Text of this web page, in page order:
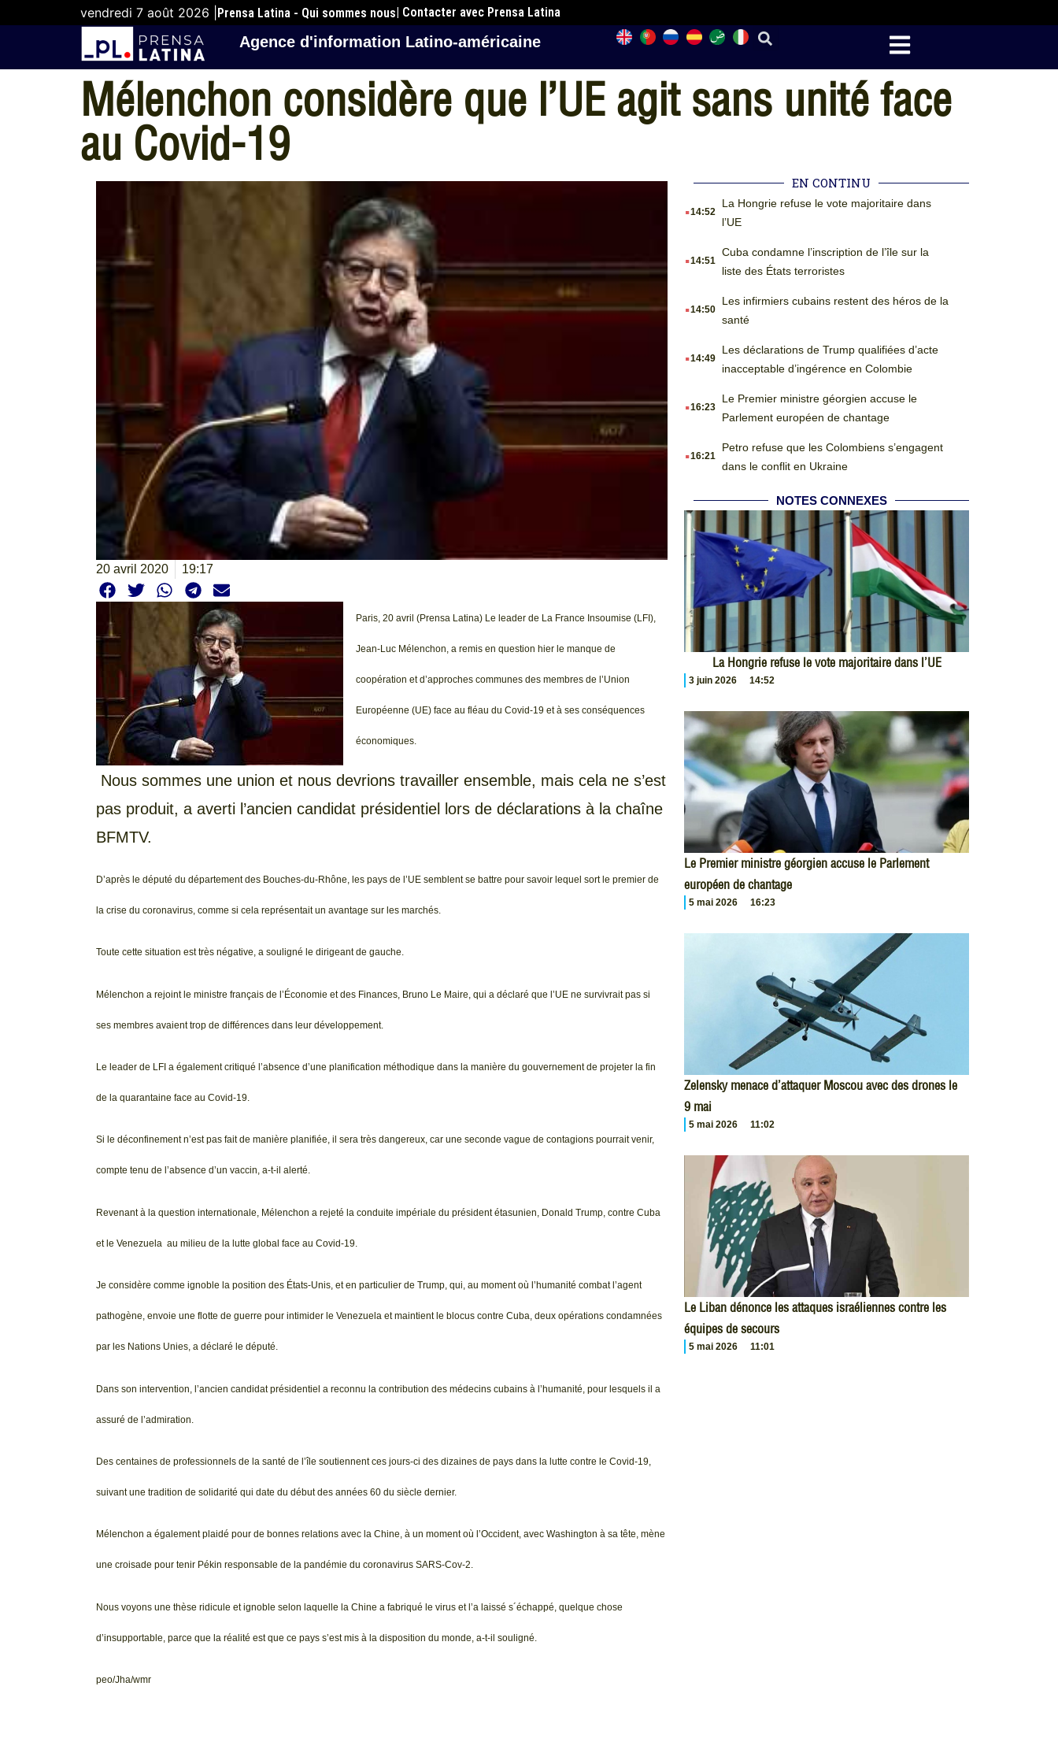
vendredi 7 août 2026 | Prensa Latina - Qui sommes nous| Contacter avec Prensa Latina
Agence d'information Latino-américaine
Mélenchon considère que l’UE agit sans unité face
au Covid-19
20 avril 2020 19:17
Paris, 20 avril (Prensa Latina) Le leader de La France Insoumise (LFI),
Jean-Luc Mélenchon, a remis en question hier le manque de
coopération et d’approches communes des membres de l’Union
Européenne (UE) face au fléau du Covid-19 et à ses conséquences
économiques.
Nous sommes une union et nous devrions travailler ensemble, mais cela ne s’est
pas produit, a averti l’ancien candidat présidentiel lors de déclarations à la chaîne
BFMTV.
D’après le député du département des Bouches-du-Rhône, les pays de l’UE semblent se battre pour savoir lequel sort le premier de
la crise du coronavirus, comme si cela représentait un avantage sur les marchés.
Toute cette situation est très négative, a souligné le dirigeant de gauche.
Mélenchon a rejoint le ministre français de l’Économie et des Finances, Bruno Le Maire, qui a déclaré que l’UE ne survivrait pas si
ses membres avaient trop de différences dans leur développement.
Le leader de LFI a également critiqué l’absence d’une planification méthodique dans la manière du gouvernement de projeter la fin
de la quarantaine face au Covid-19.
Si le déconfinement n’est pas fait de manière planifiée, il sera très dangereux, car une seconde vague de contagions pourrait venir,
compte tenu de l’absence d’un vaccin, a-t-il alerté.
Revenant à la question internationale, Mélenchon a rejeté la conduite impériale du président étasunien, Donald Trump, contre Cuba
et le Venezuela au milieu de la lutte global face au Covid-19.
Je considère comme ignoble la position des États-Unis, et en particulier de Trump, qui, au moment où l’humanité combat l’agent
pathogène, envoie une flotte de guerre pour intimider le Venezuela et maintient le blocus contre Cuba, deux opérations condamnées
par les Nations Unies, a déclaré le député.
Dans son intervention, l’ancien candidat présidentiel a reconnu la contribution des médecins cubains à l’humanité, pour lesquels il a
assuré de l’admiration.
Des centaines de professionnels de la santé de l’île soutiennent ces jours-ci des dizaines de pays dans la lutte contre le Covid-19,
suivant une tradition de solidarité qui date du début des années 60 du siècle dernier.
Mélenchon a également plaidé pour de bonnes relations avec la Chine, à un moment où l’Occident, avec Washington à sa tête, mène
une croisade pour tenir Pékin responsable de la pandémie du coronavirus SARS-Cov-2.
Nous voyons une thèse ridicule et ignoble selon laquelle la Chine a fabriqué le virus et l’a laissé s´échappé, quelque chose
d’insupportable, parce que la réalité est que ce pays s’est mis à la disposition du monde, a-t-il souligné.
peo/Jha/wmr
EN CONTINU
.14:52
La Hongrie refuse le vote majoritaire dans
l’UE
.14:51
Cuba condamne l’inscription de l’île sur la
liste des États terroristes
.14:50
Les infirmiers cubains restent des héros de la
santé
.14:49
Les déclarations de Trump qualifiées d’acte
inacceptable d’ingérence en Colombie
.16:23
Le Premier ministre géorgien accuse le
Parlement européen de chantage
.16:21
Petro refuse que les Colombiens s’engagent
dans le conflit en Ukraine
NOTES CONNEXES
La Hongrie refuse le vote majoritaire dans l’UE
3 juin 2026 14:52
Le Premier ministre géorgien accuse le Parlement
européen de chantage
5 mai 2026 16:23
Zelensky menace d’attaquer Moscou avec des drones le
9 mai
5 mai 2026 11:02
Le Liban dénonce les attaques israéliennes contre les
équipes de secours
5 mai 2026 11:01